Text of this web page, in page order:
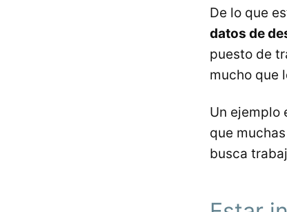
De lo que
datos de
puesto de
mucho que
Un ejemplo
que
busca